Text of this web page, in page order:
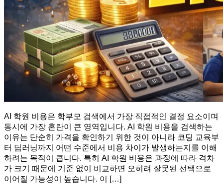
AI 학원 비용은 학부모 검색에서 가장 직접적인 결정 요소이며
동시에 가장 혼란이 큰 영역입니다. AI 학원 비용을 검색하는
이유는 단순히 가격을 확인하기 위한 것이 아니라 코딩 교육부
터 딥러닝까지 어떤 수준에서 비용 차이가 발생하는지를 이해
하려는 목적이 큽니다. 특히 AI 학원 비용은 과정에 따라 격차
가 크기 때문에 기준 없이 비교하면 오히려 잘못된 선택으로
이어질 가능성이 높습니다. 이 […]